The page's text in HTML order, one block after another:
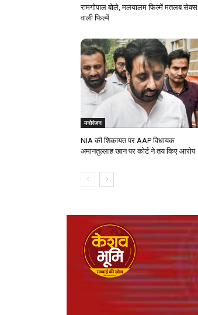
रामगोपाल बोले, मलयालम फिल्में मतलब सेक्स
वाली फिल्में
मनोरंजन
NIA की शिकायत पर AAP विधायक
अमानतुल्लाह खान पर कोर्ट ने तय किए आरोप